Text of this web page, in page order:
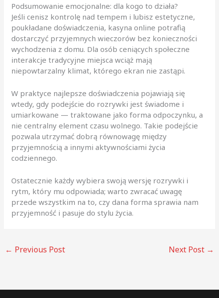
Podsumowanie emocjonalne: dla kogo to działa?
Jeśli cenisz kontrolę nad tempem i lubisz estetyczne,
poukładane doświadczenia, kasyna online potrafią
dostarczyć przyjemnych wieczorów bez konieczności
wychodzenia z domu. Dla osób ceniących społeczne
interakcje tradycyjne miejsca wciąż mają
niepowtarzalny klimat, którego ekran nie zastąpi.
W praktyce najlepsze doświadczenia pojawiają się
wtedy, gdy podejście do rozrywki jest świadome i
umiarkowane — traktowane jako forma odpoczynku, a
nie centralny element czasu wolnego. Takie podejście
pozwala utrzymać dobrą równowagę między
przyjemnością a innymi aktywnościami życia
codziennego.
Ostatecznie każdy wybiera swoją wersję rozrywki i
rytm, który mu odpowiada; warto zwracać uwagę
przede wszystkim na to, czy dana forma sprawia nam
przyjemność i pasuje do stylu życia.
← Previous Post Next Post →